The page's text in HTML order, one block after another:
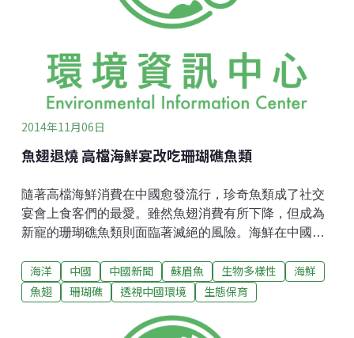
其他各類公園的低價格讓中國遊客羨慕。美國大使館官
方微博介紹了美國也是世界上第一個國家公園黃石國家
如不開車每人12美元，年票每輛車50美元，一年內可無
2014年11月06日
魚翅退燒 高檔海鮮宴改吃珊瑚礁魚類
隨著高檔海鮮消費在中國愈發流行，珍奇魚類成了社交
宴會上食客們的最愛。雖然魚翅消費有所下降，但成為
新寵的珊瑚礁魚類則面臨著滅絕的風險。海鮮在中國高
職場中鞏固夥伴關係的常見手段。政府高官或企業高管
為了工作應酬，經常一周參加好幾次宴請。席間，為了
海鮮有龍蝦、象拔蚌、螃蟹、鮑魚、魚翅、海參和珊瑚
海洋 中國 中國新聞 蘇眉魚 生物多樣性
海鮮
魚翅
珊瑚礁 透視中國環境 生態保育